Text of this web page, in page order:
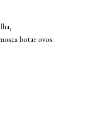
botar ovos.